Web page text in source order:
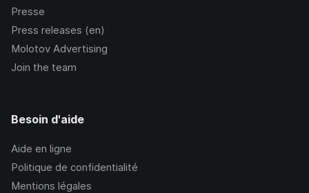
Presse
Press releases (en)
Molotov Advertising
Join the team
Besoin d'aide
Aide en ligne
Politique de confidentialité
Mentions légales